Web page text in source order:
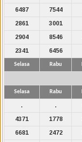
6487
7544
2861
3001
2904
8546
2341
6456
Selasa Rabu
Selasa Rabu
. .
4371
1778
6681
2472